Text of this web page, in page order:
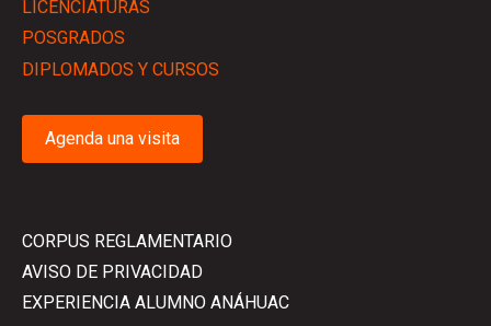
LICENCIATURAS
POSGRADOS
DIPLOMADOS Y CURSOS
Agenda una visita
CORPUS REGLAMENTARIO
AVISO DE PRIVACIDAD
EXPERIENCIA ALUMNO ANÁHUAC